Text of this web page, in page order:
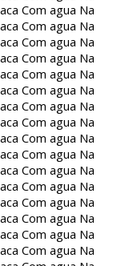
Com agua Na
Com agua Na
Com agua Na
Com agua Na
Com agua Na
Com agua Na
Com agua Na
Com agua Na
Com agua Na
Com agua Na
Com agua Na
Com agua Na
Com agua Na
Com agua Na
Com agua Na
Com agua Na